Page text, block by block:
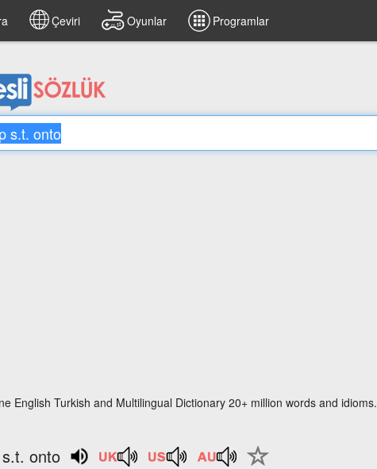
Çeviri Oyunlar Programlar
English Turkish and Multilingual Dictionary 20+ million words and idioms.
onto